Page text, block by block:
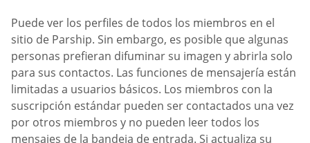
Puede ver los perfiles de todos los miembros en el
sitio de Parship. Sin embargo, es posible que algunas
personas prefieran difuminar su imagen y abrirla solo
para sus contactos. Las funciones de mensajería están
limitadas a usuarios básicos. Los miembros con la
suscripción estándar pueden ser contactados una vez
por otros miembros y no pueden leer todos los
mensajes de la bandeja de entrada. Si actualiza su